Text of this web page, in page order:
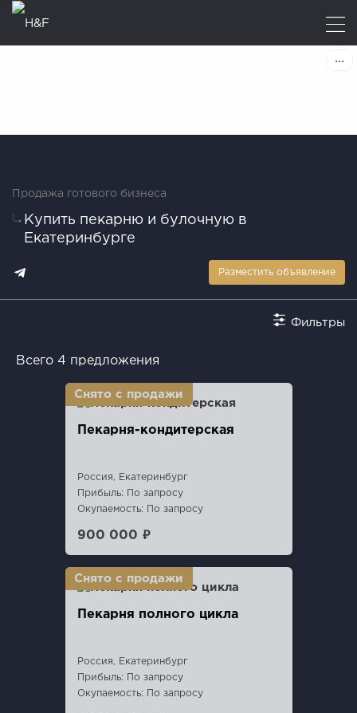
Продажа готового бизнеса
Купить пекарню и булочную в
Екатеринбурге
Разместить объявление
Фильтры
Всего 4 предложения
Пекарня-кондитерская
Россия, Екатеринбург
Прибыль: По запросу
Окупаемость: По запросу
900 000 ₽
Пекарня полного цикла
Россия, Екатеринбург
Прибыль: По запросу
Окупаемость: По запросу